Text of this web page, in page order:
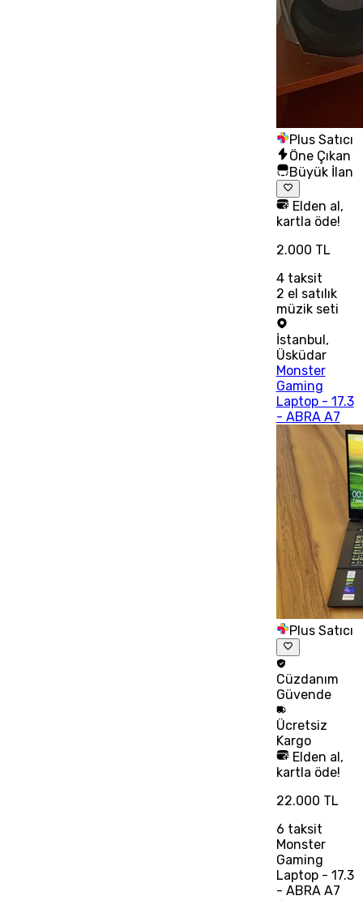
Plus Satıcı
Öne Çıkan
Büyük İlan
Elden al,
kartla öde!
2.000 TL
4taksit
2 el satılık
müzik seti
İstanbul,
Üsküdar
Monster
Gaming
Laptop - 17.3
- ABRA A7
Plus Satıcı
Cüzdanım
Güvende
Ücretsiz
Kargo
Elden al,
kartla öde!
22.000 TL
6 taksit
Monster
Gaming
Laptop - 17.3
- ABRA A7